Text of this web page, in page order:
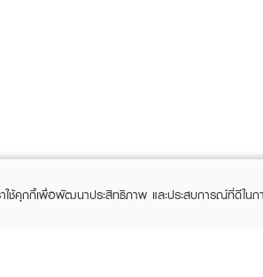
าใช้คุกกี้เพื่อพัฒนาประสิทธิภาพ และประสบการณ์ที่ดีใน